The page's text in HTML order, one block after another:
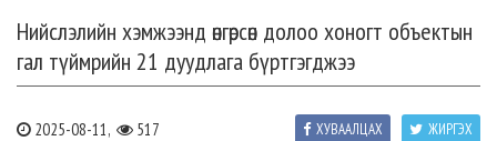
Нийслэлийн хэмжээнд өнгөрсөн долоо хоногт объектын
гал түймрийн 21 дуудлага бүртгэгджээ
2025-08-11, 517 ЖИРГЭХ
ХУВААЛЦАХ